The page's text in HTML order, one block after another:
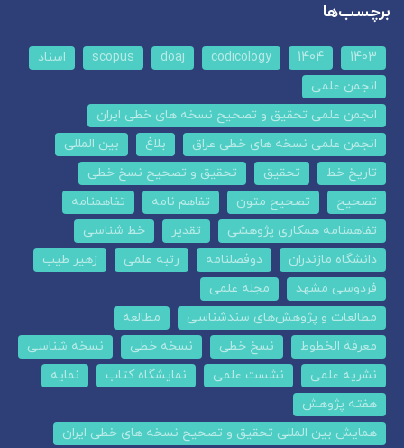
برچسب‌ها
1403
1404
codicology
doaj
scopus
اسناد
انجمن علمی
انجمن علمی تحقیق و تصحیح نسخه های خطی ایران
انجمن علمی نسخه های خطی عراق
بلاغ
بین المللی
تاریخ خط
تحقیق
تحقیق و تصحیح نسخ خطی
تصحیح
تصحیح متون تفاهم نامه
تفاهمنامه
تفاهمنامه همکاری پژوهشی
تقدیر
خط شناسی
دانشگاه مازندران
دوفصلنامه رتبه علمی
زهیر طیب
فردوسی مشهد
مجله علمی
مطالعات و پژوهش‌های سندشناسی
مطالعه
معرفة الخطوط
نسخ خطی نسخه خطی
نسخه شناسی
نشریه علمی
نشست علمی نمایشگاه کتاب
نمایه
هفته پژوهش
همایش بین المللی تحقیق و تصحیح نسخه های خطی ایران